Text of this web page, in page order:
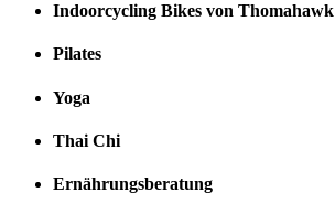
Indoorcycling Bikes von Thomahawk
Pilates
Yoga
Thai Chi
Ernährungsberatung